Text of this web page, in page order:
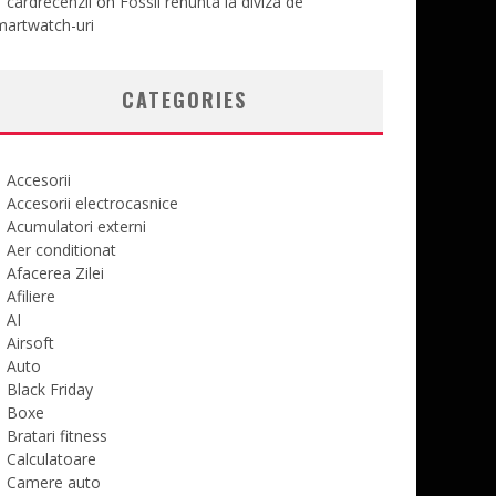
uri
CATEGORIES
Accesorii
Accesorii electrocasnice
Acumulatori externi
Aer conditionat
Afacerea Zilei
Afiliere
AI
Airsoft
Auto
Black Friday
Boxe
Bratari fitness
Calculatoare
Camere auto